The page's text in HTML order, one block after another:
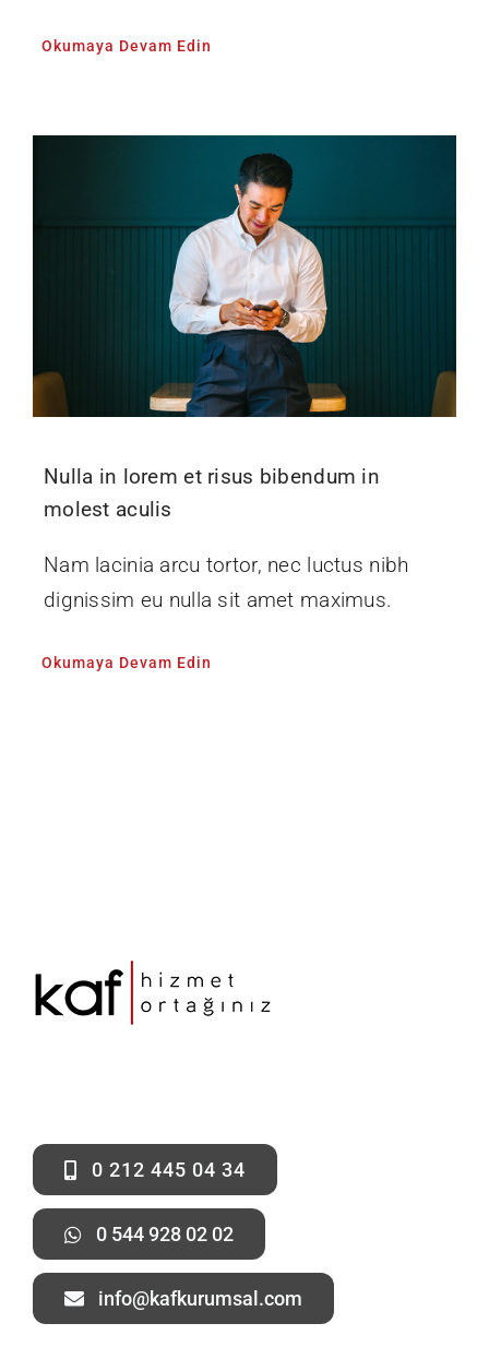
Okumaya Devam Edin
Nulla in lorem et risus bibendum in
molest aculis
Nam lacinia arcu tortor, nec luctus nibh
dignissim eu nulla sit amet maximus.
Okumaya Devam Edin
0 212 445 04 34
0 544 928 02 02
info@kafkurumsal.com